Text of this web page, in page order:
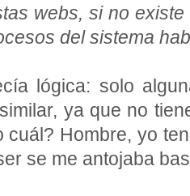
webs, si no
del sistema
lógica: solo
ya que no
cuál? Hombre, yo
se me antojaba